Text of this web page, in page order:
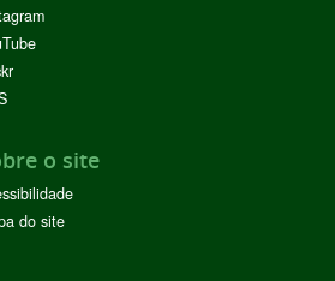
o site
do site